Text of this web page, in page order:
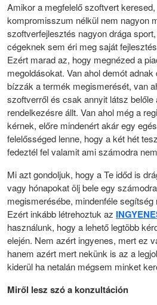
Amikor a megfelelő szoftvert
kompromisszum nélkül nem nagyon
szoftverfejlesztés nagyon drága
cégeknek sem éri meg saját
Ezért marad az, hogy megnézed a
megoldásokat. Van ahol demót
bízzák a termék megismerését, van
szoftverről és csak annyit látsz
rendelkezésre állt. Van ahol még a
kérnek, előre mindenért akár egy
felelősséged lenne, hogy a két hét
fedeztél fel valamit ami számodra
Mi azt gondoljuk, hogy a Te időd is
vagy hónapokat ölj bele egy
megismerésébe, mindenféle segítség
Ezért inkább létrehoztuk az
használunk, hogy a lehető legtöbb
elején. Nem azért ingyenes, mert ez
hanem azért mert nekünk is az a
kiderül ha netalán mégsem minket
Miről lesz szó a konzultáción